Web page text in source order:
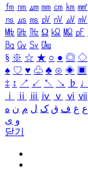
㎙ ㎚ ㎛ ㎜ ㎝ ㎞ ㎟
㎱ ㎲ ㎳ ㎴ ㎵ ㎶ ㎷
㎒ ㎓ ㎔ Ω ㏀ ㏁ ㎊
㏃ ㏉ ㏜ ㏆
§ ※ ☆ ★ ○ ● ◎ ◇
♠ ♡ ♥ ♧ ♣ ⊙ ◈ ▣
‡ ↕ ↗ ↙ ↖ ↘ ♭ ♩
ⅰ
ⅱ ⅲ ⅳ ⅴ ⅵ ⅶ
ع غ ف ق ک ل م ن ه
و ی
닫기